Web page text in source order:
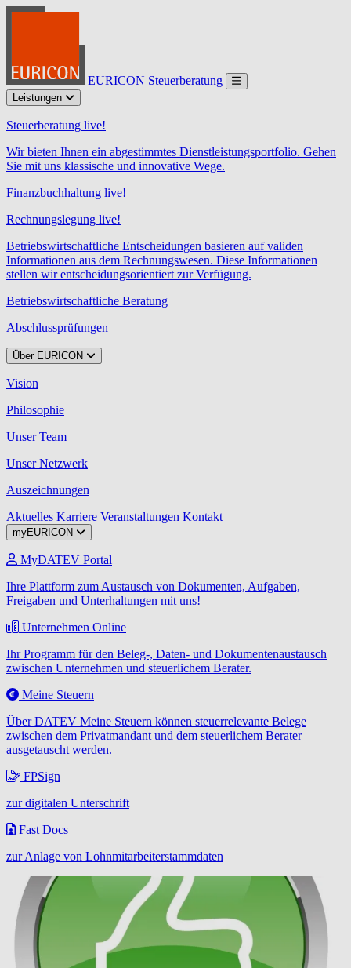
EURICON Steuerberatung
Leistungen
Steuerberatung live!
Wir bieten Ihnen ein abgestimmtes Dienstleistungsportfolio. Gehen
Sie mit uns klassische und innovative Wege.
Finanzbuchhaltung live!
Rechnungslegung live!
Betriebswirtschaftliche Entscheidungen basieren auf validen
Informationen aus dem Rechnungswesen. Diese Informationen
stellen wir entscheidungsorientiert zur Verfügung.
Betriebswirtschaftliche Beratung
Abschlussprüfungen
Über EURICON
Vision
Philosophie
Unser Team
Unser Netzwerk
Auszeichnungen
Aktuelles Karriere Veranstaltungen Kontakt
myEURICON
MyDATEV Portal
Ihre Plattform zum Austausch von Dokumenten, Aufgaben,
Freigaben und Unterhaltungen mit uns!
Unternehmen Online
Ihr Programm für den Beleg-, Daten- und Dokumentenaustausch
zwischen Unternehmen und steuerlichem Berater.
Meine Steuern
Über DATEV Meine Steuern können steuerrelevante Belege
zwischen dem Privatmandant und dem steuerlichem Berater
ausgetauscht werden.
FPSign
zur digitalen Unterschrift
Fast Docs
zur Anlage von Lohnmitarbeiterstammdaten